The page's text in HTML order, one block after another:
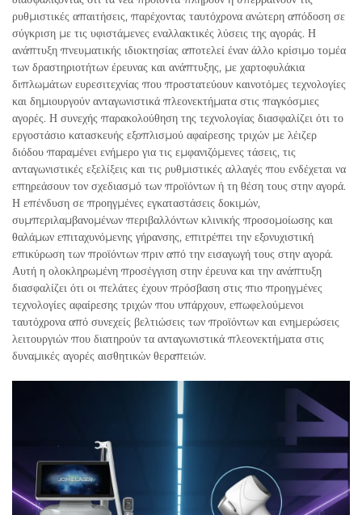
ρυθμιστικές απαιτήσεις, παρέχοντας ταυτόχρονα ανώτερη απόδοση σε
σύγκριση με τις υφιστάμενες εναλλακτικές λύσεις της αγοράς. Η
ανάπτυξη πνευματικής ιδιοκτησίας αποτελεί έναν άλλο κρίσιμο τομέα
των δραστηριοτήτων έρευνας και ανάπτυξης, με χαρτοφυλάκια
διπλωμάτων ευρεσιτεχνίας που προστατεύουν καινοτόμες τεχνολογίες
και δημιουργούν ανταγωνιστικά πλεονεκτήματα στις παγκόσμιες
αγορές. Η συνεχής παρακολούθηση της τεχνολογίας διασφαλίζει ότι το
εργοστάσιο κατασκευής εξοπλισμού αφαίρεσης τριχών με λέιζερ
διόδου παραμένει ενήμερο για τις εμφανιζόμενες τάσεις, τις
ανταγωνιστικές εξελίξεις και τις ρυθμιστικές αλλαγές που ενδέχεται να
επηρεάσουν τον σχεδιασμό των προϊόντων ή τη θέση τους στην αγορά.
Η επένδυση σε προηγμένες εγκαταστάσεις δοκιμών,
συμπεριλαμβανομένων περιβαλλόντων κλινικής προσομοίωσης και
θαλάμων επιταχυνόμενης γήρανσης, επιτρέπει την εξονυχιστική
επικύρωση των προϊόντων πριν από την εισαγωγή τους στην αγορά.
Αυτή η ολοκληρωμένη προσέγγιση στην έρευνα και την ανάπτυξη
διασφαλίζει ότι οι πελάτες έχουν πρόσβαση στις πιο προηγμένες
τεχνολογίες αφαίρεσης τριχών που υπάρχουν, επωφελούμενοι
ταυτόχρονα από συνεχείς βελτιώσεις των προϊόντων και ενημερώσεις
λειτουργιών που διατηρούν τα ανταγωνιστικά πλεονεκτήματα στις
δυναμικές αγορές αισθητικών θεραπειών.